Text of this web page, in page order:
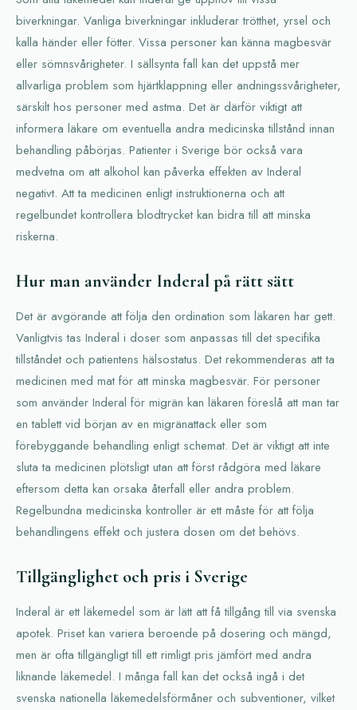
biverkningar. Vanliga biverkningar inkluderar trötthet, yrsel och
kalla händer eller fötter. Vissa personer kan känna magbesvär
eller sömnsvårigheter. I sällsynta fall kan det uppstå mer
allvarliga problem som hjärtklappning eller andningssvårigheter,
särskilt hos personer med astma. Det är därför viktigt att
informera läkare om eventuella andra medicinska tillstånd innan
behandling påbörjas. Patienter i Sverige bör också vara
medvetna om att alkohol kan påverka effekten av Inderal
negativt. Att ta medicinen enligt instruktionerna och att
regelbundet kontrollera blodtrycket kan bidra till att minska
riskerna.
Hur man använder Inderal på rätt sätt
Det är avgörande att följa den ordination som läkaren har gett.
Vanligtvis tas Inderal i doser som anpassas till det specifika
tillståndet och patientens hälsostatus. Det rekommenderas att ta
medicinen med mat för att minska magbesvär. För personer
som använder Inderal för migrän kan läkaren föreslå att man tar
en tablett vid början av en migränattack eller som
förebyggande behandling enligt schemat. Det är viktigt att inte
sluta ta medicinen plötsligt utan att först rådgöra med läkare
eftersom detta kan orsaka återfall eller andra problem.
Regelbundna medicinska kontroller är ett måste för att följa
behandlingens effekt och justera dosen om det behövs.
Tillgänglighet och pris i Sverige
Inderal är ett läkemedel som är lätt att få tillgång till via svenska
apotek. Priset kan variera beroende på dosering och mängd,
men är ofta tillgängligt till ett rimligt pris jämfört med andra
liknande läkemedel. I många fall kan det också ingå i det
svenska nationella läkemedelsförmåner och subventioner, vilket